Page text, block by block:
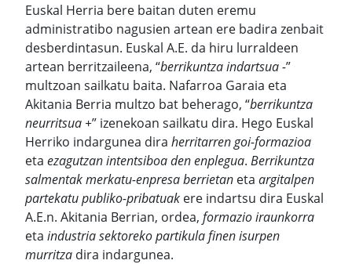
Euskal Herria bere baitan duten eremu
administratibo nagusien artean ere badira zenbait
desberdintasun. Euskal A.E. da hiru lurraldeen
artean berritzaileena, “berrikuntza indartsua -”
multzoan sailkatu baita. Nafarroa Garaia eta
Akitania Berria multzo bat beherago, “berrikuntza
neurritsua +” izenekoan sailkatu dira. Hego Euskal
Herriko indargunea dira herritarren goi-formazioa
eta ezagutzan intentsiboa den enplegua. Berrikuntza
salmentak merkatu-enpresa berrietan eta argitalpen
partekatu publiko-pribatuak ere indartsu dira Euskal
A.E.n. Akitania Berrian, ordea, formazio iraunkorra
eta industria sektoreko partikula finen isurpen
murritza dira indargunea.